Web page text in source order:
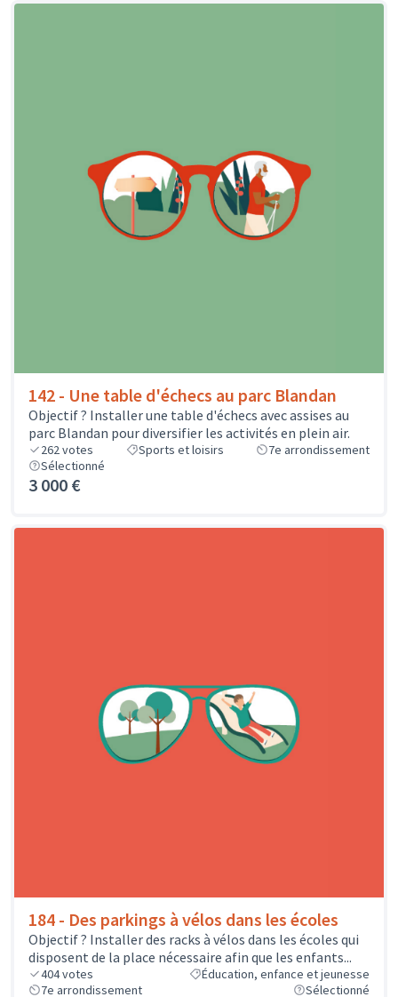
142 - Une table d'échecs au parc Blandan
Objectif ? Installer une table d'échecs avec assises au
parc Blandan pour diversifier les activités en plein air.
262votes Sports et loisirs
7e arrondissement
Sélectionné
3 000 €
184 - Des parkings à vélos dans les écoles
Objectif ? Installer des racks à vélos dans les écoles qui
disposent de la place nécessaire afin que les enfants...
404votes
Éducation, enfance et jeunesse
7e arrondissement
Sélectionné